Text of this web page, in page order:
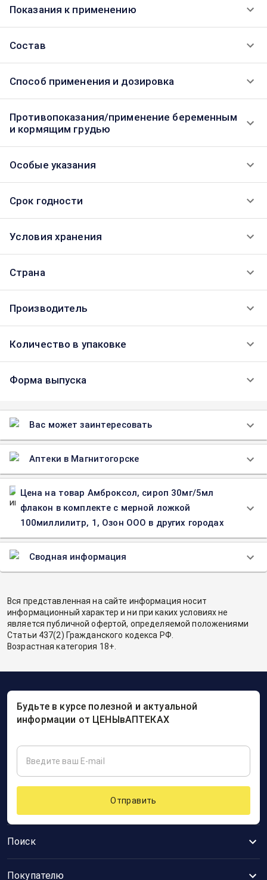
Показания к применению
Состав
Способ применения и дозировка
Противопоказания/применение беременным
и кормящим грудью
Особые указания
Срок годности
Условия хранения
Страна
Производитель
Количество в упаковке
Форма выпуска
Вас может заинтересовать
Аптеки в Магнитогорске
Цена на товар Амброксол, сироп 30мг/5мл
флакон в комплекте с мерной ложкой
100миллилитр, 1, Озон ООО в других городах
Сводная информация
Вся представленная на сайте информация носит
информационный характер и ни при каких условиях не
является публичной офертой, определяемой положениями
Статьи 437(2) Гражданского кодекса РФ.
Возрастная категория 18+.
Поиск
Покупателю
Будьте в курсе полезной и актуальной
информации от ЦЕНЫвАПТЕКАХ
Отправить